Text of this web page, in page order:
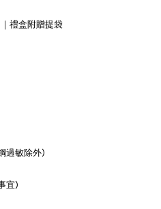
禮盒附贈提袋
過敏除外)
宜)